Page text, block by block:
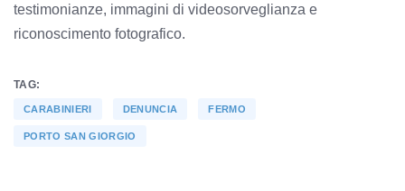
testimonianze, immagini di videosorveglianza e
riconoscimento fotografico.
TAG:
CARABINIERI DENUNCIA FERMO
PORTO SAN GIORGIO